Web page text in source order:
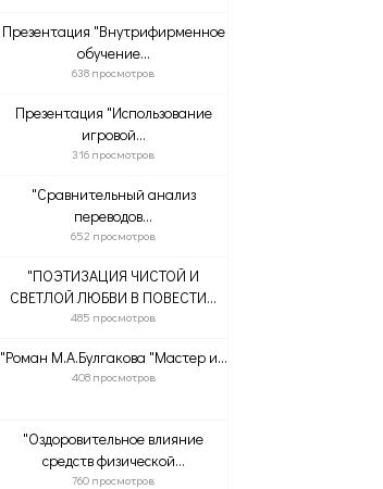
Презентация "Внутрифирменное
обучение...
638 просмотров
Презентация "Использование
игровой...
316 просмотров
"Сравнительный анализ
переводов...
652 просмотров
"ПОЭТИЗАЦИЯ ЧИСТОЙ И
СВЕТЛОЙ ЛЮБВИ В ПОВЕСТИ...
485 просмотров
"Роман М.А.Булгакова "Мастер и...
408 просмотров
"Оздоровительное влияние
средств физической...
760 просмотров